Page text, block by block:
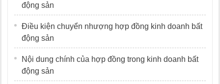
động sản
Điều kiện chuyển nhượng hợp đồng kinh doanh bất
động sản
Nội dung chính của hợp đồng trong kinh doanh bất
động sản